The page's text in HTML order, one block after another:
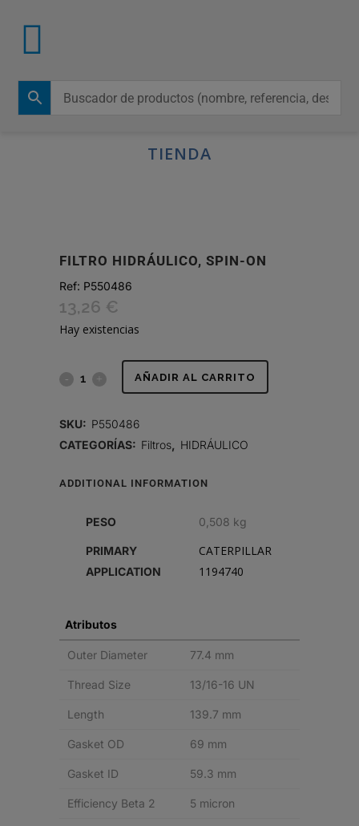
TIENDA
FILTRO HIDRÁULICO, SPIN-ON
Ref: P550486
13,26 €
Hay existencias
FILTRO AÑADIR AL CARRITO
SKU: P550486
CATEGORÍAS: Filtros HIDRÁULICO
ADDITIONAL INFORMATION
PESO 0,508 kg
PRIMARY
APPLICATION
CATERPILLAR
1194740
Atributos
Outer Diameter 77.4 mm
Thread Size 13/16-16 UN
Length 139.7 mm
Gasket OD 69 mm
Gasket ID 59.3 mm
Efficiency Beta 2 5 micron